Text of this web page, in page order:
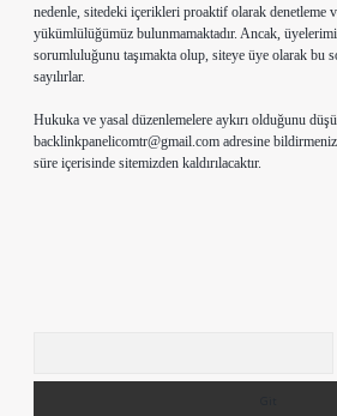
nedenle, sitedeki içerikleri proaktif olarak denetleme
yükümlülüğümüz bulunmamaktadır. Ancak,
sorumluluğunu taşımakta olup, siteye üye olarak bu
sayılırlar.
Hukuka ve yasal düzenlemelere aykırı olduğunu
backlinkpanelicomtr@gmail.com adresine
süre içerisinde sitemizden kaldırılacaktır.